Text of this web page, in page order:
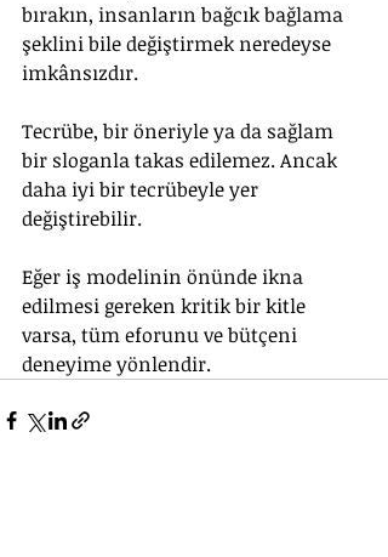
bırakın, insanların bağcık bağlama
şeklini bile değiştirmek neredeyse
imkânsızdır.
Tecrübe, bir öneriyle ya da sağlam
bir sloganla takas edilemez. Ancak
daha iyi bir tecrübeyle yer
değiştirebilir.
Eğer iş modelinin önünde ikna
edilmesi gereken kritik bir kitle
varsa, tüm eforunu ve bütçeni
deneyime yönlendir.